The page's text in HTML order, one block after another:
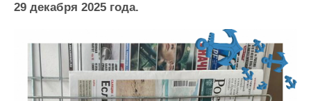
29 декабря 2025 года.